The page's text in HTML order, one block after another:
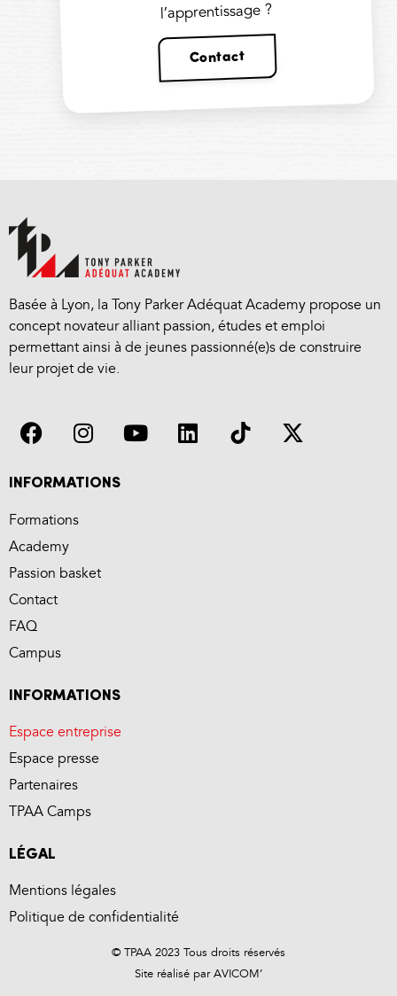
l’apprentissage ?
Contact
Basée à Lyon, la Tony Parker Adéquat Academy propose un
concept novateur alliant passion, études et emploi
permettant ainsi à de jeunes passionné(e)s de construire
leur projet de vie.
INFORMATIONS
Formations
Academy
Passion basket
Contact
FAQ
Campus
INFORMATIONS
Espace entreprise
Espace presse
Partenaires
TPAA Camps
LÉGAL
Mentions légales
Politique de confidentialité
© TPAA 2023 Tous droits réservés
Site réalisé parAVICOM’